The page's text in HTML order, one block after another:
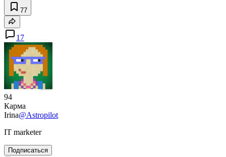
77
17
94
Карма
Irina@Astropilot
IT marketer
Подписаться